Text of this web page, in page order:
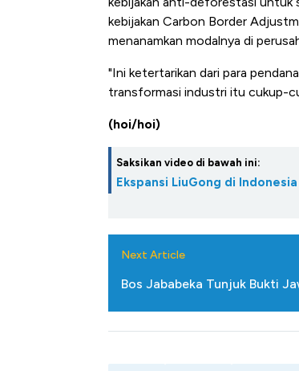
kebijakan Carbon Border
menanamkan modalnya di
"Ini ketertarikan dari para
transformasi industri itu cukup-
(hoi/hoi)
Saksikan video di bawah ini:
Ekspansi LiuGong di
Next Article
Bos Jababeka Tunjuk Bukti
Alas Kaki Tumbuh